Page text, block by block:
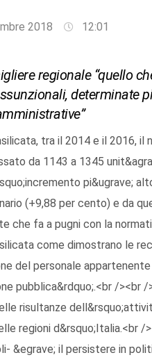
2018 12:01
regionale “quello
determinate
tra il 2014 e il 2016, il
da 1143 a 1345
pi&ugrave;
(+9,88 per cento) e da
che fa a pugni con la
come dimostrano le
del personale
pubblica&rdquo;.<br /><br
risultanze
regioni d&rsquo;Italia.<br
&egrave; il persistere in